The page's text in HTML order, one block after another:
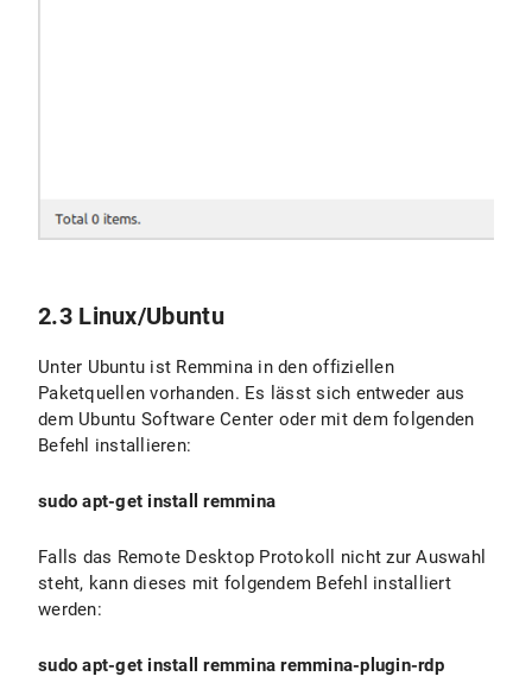
2.3 Linux/Ubuntu
Unter Ubuntu ist Remmina in den offiziellen
Paketquellen vorhanden. Es lässt sich entweder aus
dem Ubuntu Software Center oder mit dem folgenden
Befehl installieren:
sudo apt-get install remmina
Falls das Remote Desktop Protokoll nicht zur Auswahl
steht, kann dieses mit folgendem Befehl installiert
werden:
sudo apt-get install remmina remmina-plugin-rdp